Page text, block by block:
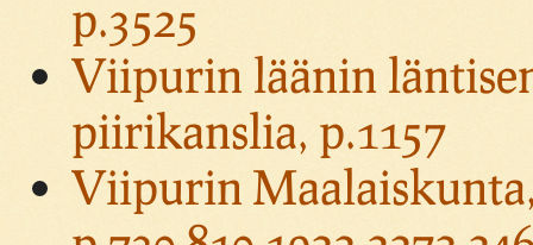
p.3525
Viipurin läänin
piirikanslia, p.1157
Viipurin